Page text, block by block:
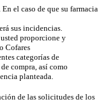
el caso de que su farmacia
sus incidencias.
proporcione y
Cofares
categorías de
compra, así como
planteada.
de las solicitudes de los